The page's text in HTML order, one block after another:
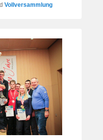
Vollversammlung